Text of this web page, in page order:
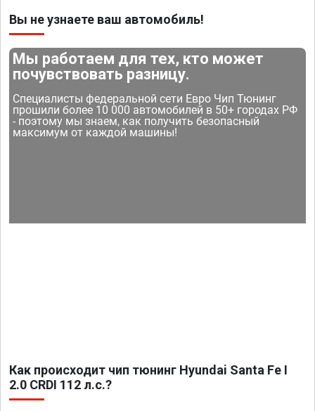
Вы не узнаете ваш автомобиль!
Мы работаем для тех, кто может
почувствовать разницу.
Специалисты федеральной сети Евро Чип Тюнинг
прошили более 10 000 автомобилей в 50+ городах РФ
- поэтому мы знаем, как получить безопасный
максимум от каждой машины!
Как происходит чип тюнинг Hyundai Santa Fe I
2.0 CRDI 112 л.с.?